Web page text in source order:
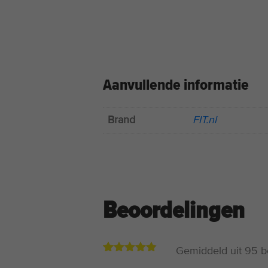
Aanvullende informatie
Brand FIT.nl
Beoordelingen
Gemiddeld uit 95